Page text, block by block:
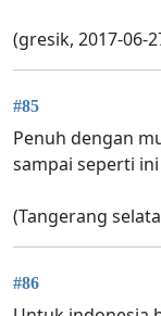
(gresik, 2017-06-
#85
Penuh dengan
sampai seperti
(Tangerang
#86